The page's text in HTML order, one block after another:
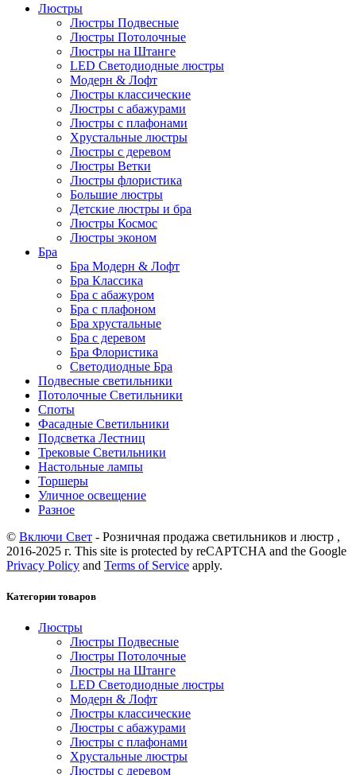
Люстры
Люстры Подвесные
Люстры Потолочные
Люстры на Штанге
LED Светодиодные люстры
Модерн & Лофт
Люстры классические
Люстры с абажурами
Люстры с плафонами
Хрустальные люстры
Люстры с деревом
Люстры Ветки
Люстры флористика
Большие люстры
Детские люстры и бра
Люстры Космос
Люстры эконом
Бра
Бра Модерн & Лофт
Бра Классика
Бра с абажуром
Бра с плафоном
Бра хрустальные
Бра с деревом
Бра Флористика
Светодиодные Бра
Подвесные светильники
Потолочные Светильники
Споты
Фасадные Светильники
Подсветка Лестниц
Трековые Светильники
Настольные лампы
Торшеры
Уличное освещение
Разное
© Включи Свет - Розничная продажа светильников и люстр ,
2016-2025 г. This site is protected by reCAPTCHA and the Google
Privacy Policy and Terms of Service apply.
Категории товаров
Люстры
Люстры Подвесные
Люстры Потолочные
Люстры на Штанге
LED Светодиодные люстры
Модерн & Лофт
Люстры классические
Люстры с абажурами
Люстры с плафонами
Хрустальные люстры
Люстры с деревом